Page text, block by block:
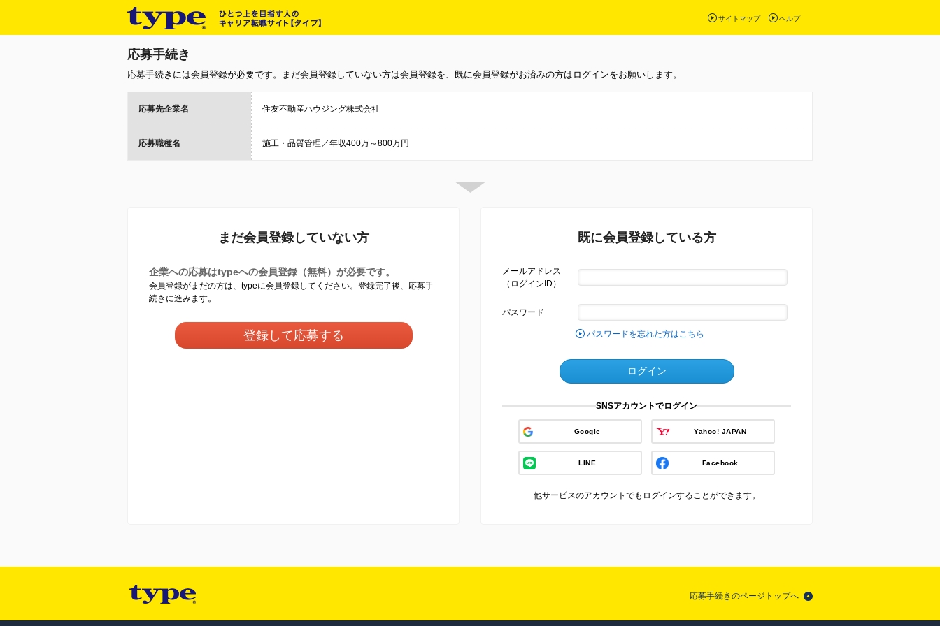
サイトマップ ヘルプ
応募手続き
応募手続きには会員登録が必要です。まだ会員登録していない方は会員登録を、既に会員登録がお済みの方はログインをお願いします。
応募先企業名 住友不動産ハウジング株式会社
応募職種名 施⼯・品質管理／年収400万～800万円
まだ会員登録していない方
企業への応募はtypeへの会員登録（無料）が必要です。
会員登録がまだの方は、typeに会員登録してください。登録完了後、応募手
続きに進みます。
登録して応募する
既に会員登録している方
メールアドレス
（ログインID）
パスワード
パスワードを忘れた方はこちら
ログイン
SNSアカウントでログイン
Google Yahoo! JAPAN
LINE Facebook
他サービスのアカウントでもログインすることができます。
応募手続きのページトップへ